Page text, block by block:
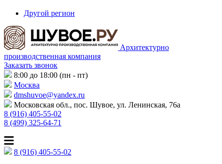
Другой регион
Архитектурно
производственная компания
Заказать звонок
8:00 до 18:00 (пн - пт)
Москва
dmshuvoe@yandex.ru
Московская обл., пос. Шувое, ул. Ленинская, 76а
8 (916) 405-55-02
8 (499) 325-64-71
8 (916) 405-55-02